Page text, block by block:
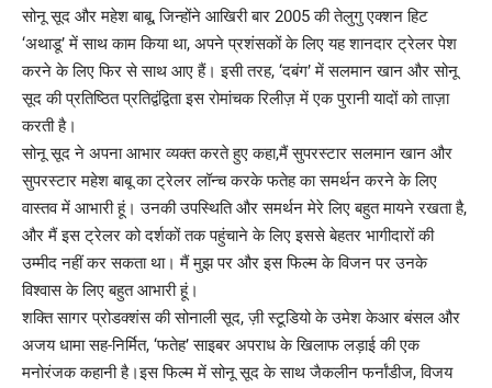
सोनू सूद और महेश बाबू, जिन्होंने आखिरी बार 2005 की तेलुगु एक्शन हिट
‘अथाडू’ में साथ काम किया था, अपने प्रशंसकों के लिए यह शानदार ट्रेलर पेश
करने के लिए फिर से साथ आए हैं। इसी तरह, ‘दबंग’ में सलमान खान और सोनू
सूद की प्रतिष्ठित प्रतिद्वंद्विता इस रोमांचक रिलीज़ में एक पुरानी यादों को ताज़ा
करती है।
सोनू सूद ने अपना आभार व्यक्त करते हुए कहा,मैं सुपरस्टार सलमान खान और
सुपरस्टार महेश बाबू का ट्रेलर लॉन्च करके फतेह का समर्थन करने के लिए
वास्तव में आभारी हूं। उनकी उपस्थिति और समर्थन मेरे लिए बहुत मायने रखता है,
और मैं इस ट्रेलर को दर्शकों तक पहुंचाने के लिए इससे बेहतर भागीदारों की
उम्मीद नहीं कर सकता था। मैं मुझ पर और इस फिल्म के विजन पर उनके
विश्वास के लिए बहुत आभारी हूं।
शक्ति सागर प्रोडक्शंस की सोनाली सूद, ज़ी स्टूडियो के उमेश केआर बंसल और
अजय धामा सह-निर्मित, ‘फतेह’ साइबर अपराध के खिलाफ लड़ाई की एक
मनोरंजक कहानी है।इस फिल्म में सोनू सूद के साथ जैकलीन फर्नांडीज, विजय